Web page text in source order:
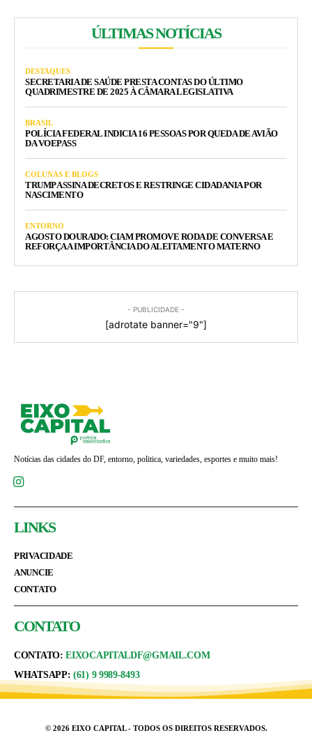
ÚLTIMAS NOTÍCIAS
DESTAQUES
SECRETARIA DE SAÚDE PRESTA CONTAS DO ÚLTIMO
QUADRIMESTRE DE 2025 À CÂMARA LEGISLATIVA
BRASIL
POLÍCIA FEDERAL INDICIA 16 PESSOAS POR QUEDA DE AVIÃO
DA VOEPASS
COLUNAS E BLOGS
TRUMP ASSINA DECRETOS E RESTRINGE CIDADANIA POR
NASCIMENTO
ENTORNO
AGOSTO DOURADO: CIAM PROMOVE RODA DE CONVERSA E
REFORÇA A IMPORTÂNCIA DO ALEITAMENTO MATERNO
- PUBLICIDADE -
[adrotate banner="9"]
Notícias das cidades do DF, entorno, politica, variedades, esportes e muito mais!
LINKS
PRIVACIDADE
ANUNCIE
CONTATO
CONTATO
CONTATO:EIXOCAPITALDF@GMAIL.COM
WHATSAPP: (61) 9 9989-8493
© 2026 EIXO CAPITAL - TODOS OS DIREITOS RESERVADOS.